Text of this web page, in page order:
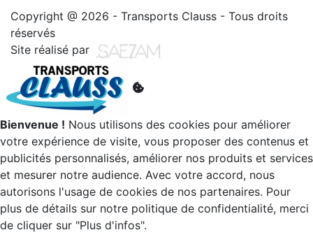
Copyright @ 2026 - Transports Clauss - Tous droits
réservés
Site réalisé par
Bienvenue ! Nous utilisons des cookies pour améliorer
votre expérience de visite, vous proposer des contenus et
publicités personnalisés, améliorer nos produits et services
et mesurer notre audience. Avec votre accord, nous
autorisons l'usage de cookies de nos partenaires. Pour
plus de détails sur notre politique de confidentialité, merci
de cliquer sur "Plus d'infos".